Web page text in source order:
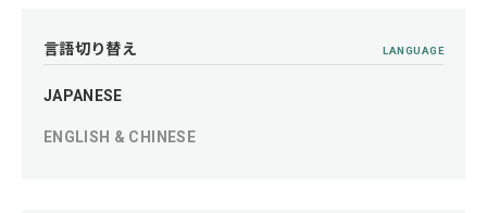
言語切り替え LANGUAGE
JAPANESE
ENGLISH & CHINESE